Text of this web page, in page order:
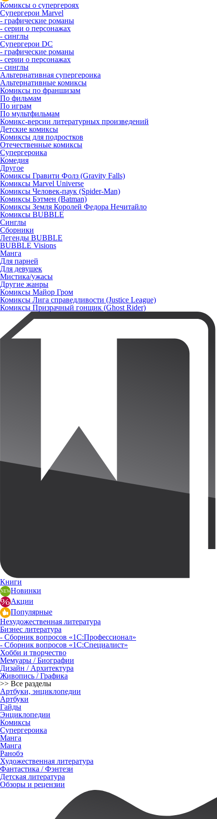
Комиксы о супергероях
Супергерои Marvel
- графические романы
- серии о персонажах
- синглы
Супергерои DC
- графические романы
- серии о персонажах
- синглы
Альтернативная супергероика
Альтернативные комиксы
Комиксы по франшизам
По фильмам
По играм
По мультфильмам
Комикс-версии литературных произведений
Детские комиксы
Комиксы для подростков
Отечественные комиксы
Супергероика
Комедия
Другое
Комиксы Гравити Фолз (Gravity Falls)
Комиксы Marvel Universe
Комиксы Человек-паук (Spider-Man)
Комиксы Бэтмен (Batman)
Комиксы Земля Королей Федора Нечитайло
Комиксы BUBBLE
Синглы
Сборники
Легенды BUBBLE
BUBBLE Visions
Манга
Для парней
Для девушек
Мистика/ужасы
Другие жанры
Комиксы Майор Гром
Комиксы Лига справедливости (Justice League)
Комиксы Призрачный гонщик (Ghost Rider)
Книги
Новинки
Акции
Популярные
Нехудожественная литература
Бизнес литература
- Сборник вопросов «1С:Профессионал»
- Сборник вопросов «1С:Специалист»
Хобби и творчество
Мемуары / Биографии
Дизайн / Архитектура
Живопись / Графика
>> Все разделы
Артбуки, энциклопедии
Артбуки
Гайды
Энциклопедии
Комиксы
Супергероика
Манга
Манга
Ранобэ
Художественная литература
Фантастика / Фэнтези
Детская литература
Обзоры и рецензии